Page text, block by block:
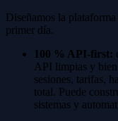
Diseñamos la
primer día.
100 % API-first:
API limpias y bien
sesiones, tarifas,
total. Puede
sistemas y